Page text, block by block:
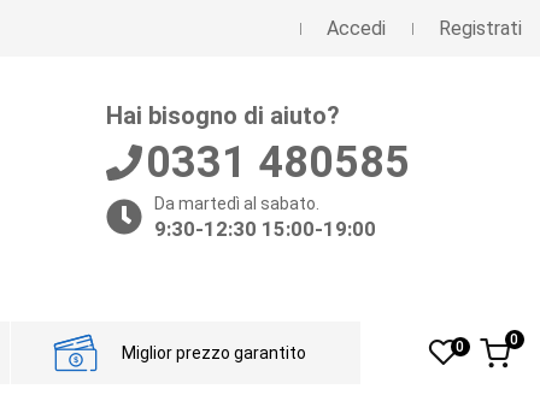
Accedi Registrati
Hai bisogno di aiuto?
0331 480585
Da martedì al sabato.
9:30-12:30 15:00-19:00
Miglior prezzo garantito 0 0